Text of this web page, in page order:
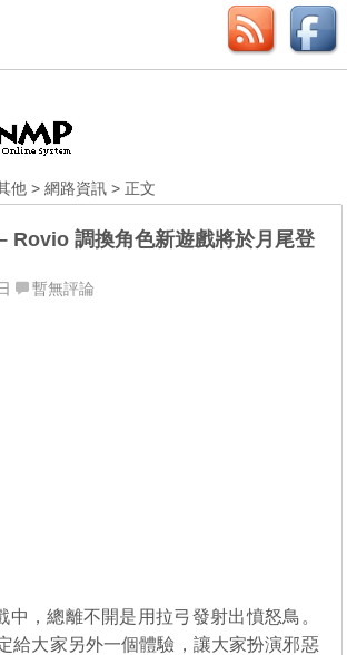
他 >網路資訊 > 正文
Rovio 調換角色新遊戲將於月尾登
暫無評論
中，總離不開是用拉弓發射出憤怒鳥。
給大家另外一個體驗，讓大家扮演邪惡